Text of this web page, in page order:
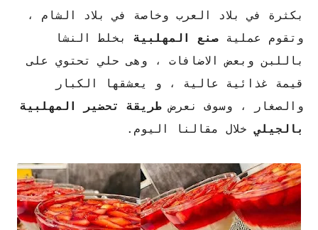
بكثرة في بلاد العرب وخاصة في بلاد الشام ،
وتقوم عملية صنع المهلبية بخلط النشا
باللبن وبعض الاضافات ، وهى حلي تحتوي على
قيمة غذائية عالية ، و يعشقها الكبار
والصغار ، وسوف نعرض طريقة تحضير المهلبية
بالجيليخلال مقالنا اليوم.